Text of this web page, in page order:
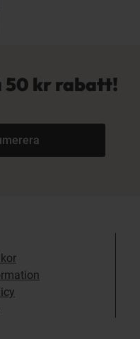
50 kr rabatt!